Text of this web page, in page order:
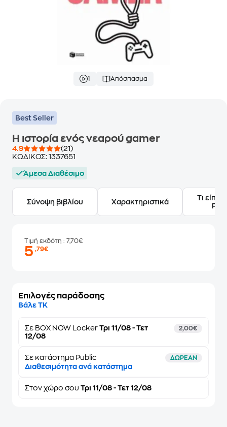
1 Απόσπασμα
Best Seller
Η ιστορία ενός νεαρού gamer
4.9
(21)
ΚΩΔΙΚΟΣ: 1337651
Άμεσα Διαθέσιμο
Σύνοψη βιβλίου Χαρακτηριστικά
Τι
Τιμή εκδότη : 7,70€
5,79€
Επιλογές παράδοσης
Βάλε ΤΚ
Σε BOX NOW Locker Τρι 11/08 - Τετ
12/08
2,00€
Σε κατάστημα Public ΔΩΡΕΑΝ
Διαθεσιμότητα ανά κατάστημα
Στον χώρο σου Τρι 11/08 - Τετ 12/08